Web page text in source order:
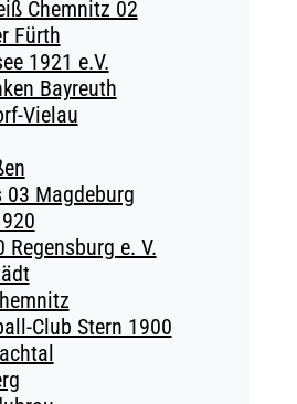
Chemnitz 02
Fürth
1921 e.V.
Bayreuth
Vielau
03 Magdeburg
Regensburg e. V.
Club Stern 1900